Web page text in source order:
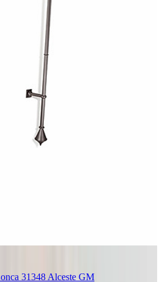
31348 Alceste GM